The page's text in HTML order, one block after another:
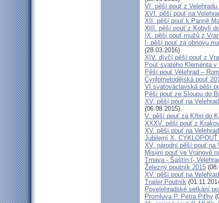
VI. pěší pouť z
XVI. pěší pouť na
XII. pěší pouť k Panně
XIII. pěší pouť z Kobylí
IX. pěší pouť mužů z
I. pěší pouť za obnovu
(28.03.2016)
XIV. dívčí pěší pouť z
Pouť svatého Klementa
Pěší pouť Velehrad –
Cyrilometodějská pouť
VI.svatováclavská pěší
Pěší pouť ze Sloupu do
XV. pěší pouť na
(06.08.2015)
V. pěší pouť za Křtin do
XXXV. pěší pouť z
XV. pěší pouť na
Jubilejní X.
XV. národní pěší pouť na
Misijní pouť ve Vranově
Trnava - Šaštín (-
Železný poutník 2015
XV. pěší pouť na
Trailer Poutník
Povelehradské setkání
Promluva P. Petra Piťhy